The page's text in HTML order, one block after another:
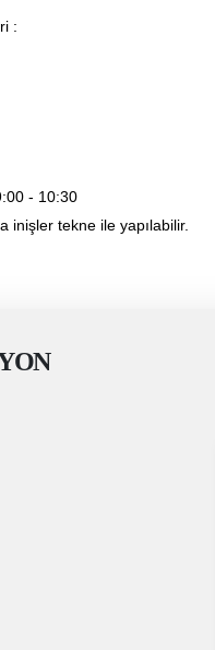
:
- 10:30
inişler tekne ile yapılabilir.